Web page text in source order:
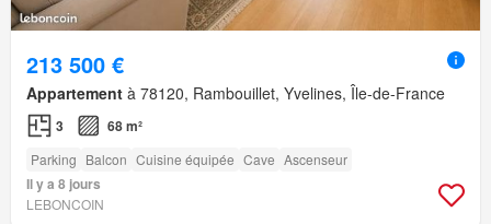
213 500 €
Appartement à 78120, Rambouillet, Yvelines, Île-de-France
3 68 m²
Parking Balcon Cuisine équipée Cave Ascenseur
Il y a 8 jours
LEBONCOIN